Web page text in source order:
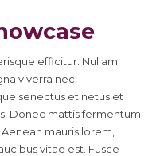
efficitur. Nullam
viverra nec.
senectus et netus et
Donec mattis fermentum
mauris lorem,
vitae est. Fusce